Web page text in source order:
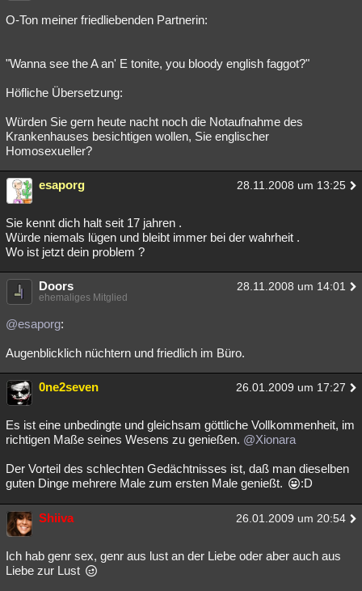
O-Ton meiner friedliebenden Partnerin:
"Wanna see the A an' E tonite, you bloody english faggot?"
Höfliche Übersetzung:
Würden Sie gern heute nacht noch die Notaufnahme des
Krankenhauses besichtigen wollen, Sie englischer
Homosexueller?
esaporg 28.11.2008 um 13:25
Sie kennt dich halt seit 17 jahren .
Würde niemals lügen und bleibt immer bei der wahrheit .
Wo ist jetzt dein problem ?
Doors 28.11.2008 um 14:01
ehemaliges Mitglied
@esaporg:
Augenblicklich nüchtern und friedlich im Büro.
0ne2seven 26.01.2009 um 17:27
Es ist eine unbedingte und gleichsam göttliche Vollkommenheit, im
richtigen Maße seines Wesens zu genießen. @Xionara
Der Vorteil des schlechten Gedächtnisses ist, daß man dieselben
guten Dinge mehrere Male zum ersten Male genießt.
:D
Shiiva 26.01.2009 um 20:54
Ich hab genr sex, genr aus lust an der Liebe oder aber auch aus
Liebe zur Lust